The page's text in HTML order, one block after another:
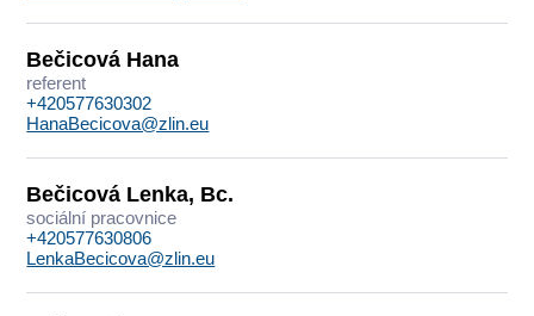
Bečicová Hana
referent
+420577630302
HanaBecicova@zlin.eu
Bečicová Lenka, Bc.
sociální pracovnice
+420577630806
LenkaBecicova@zlin.eu